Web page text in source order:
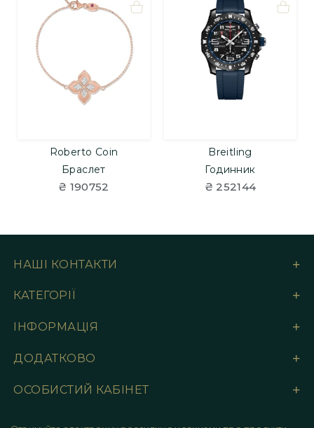
Roberto Coin
Браслет
₴ 190752
Breitling
Годинник
₴ 252144
НАШІ КОНТАКТИ
КАТЕГОРІЇ
ІНФОРМАЦІЯ
ДОДАТКОВО
ОСОБИСТИЙ КАБІНЕТ